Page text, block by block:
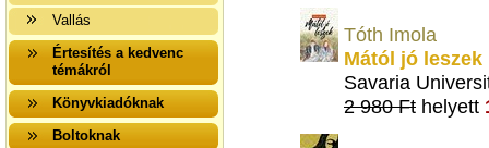
Vallás
Értesítés a kedvenc
témákról
Könyvkiadóknak
Boltoknak
Tóth Imola
Mától jó leszek
Savaria
2 980 Ft helyett